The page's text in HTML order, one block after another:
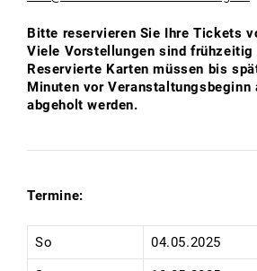
Bitte reservieren Sie Ihre Tickets
Viele Vorstellungen sind frühzeitig
Reservierte Karten müssen bis
Minuten vor Veranstaltungsbeginn
abgeholt werden.
Termine:
So 04.05.2025